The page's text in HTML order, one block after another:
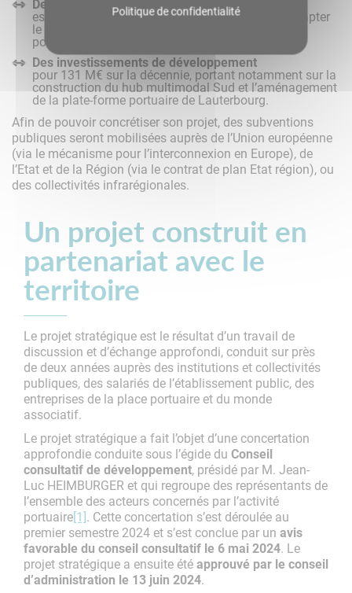
Des investissements de modernisation
estimés à 11 M€ sur la décennie, consistant à adapter
le port à son environnement (notamment par la
poursuite de l’aménagement du réseau cyclable) ;
Des investissements de développement
pour 131 M€ sur la décennie, portant notamment sur la
construction du hub multimodal Sud et l’aménagement
de la plate-forme portuaire de Lauterbourg.
Afin de pouvoir concrétiser son projet, des subventions
publiques seront mobilisées auprès de l’Union européenne
(via le mécanisme pour l’interconnexion en Europe), de
l’Etat et de la Région (via le contrat de plan Etat région), ou
des collectivités infrarégionales.
Un projet construit en
partenariat avec le
territoire
Le projet stratégique est le résultat d’un travail de
discussion et d’échange approfondi, conduit sur près
de deux années auprès des institutions et collectivités
publiques, des salariés de l’établissement public, des
entreprises de la place portuaire et du monde
associatif.
Le projet stratégique a fait l’objet d’une concertation
approfondie conduite sous l’égide du Conseil
consultatif de développement, présidé par M. Jean-
Luc HEIMBURGER et qui regroupe des représentants de
l’ensemble des acteurs concernés par l’activité
portuaire[1]. Cette concertation s’est déroulée au
premier semestre 2024 et s’est conclue par un avis
favorable du conseil consultatif le 6 mai 2024. Le
projet stratégique a ensuite étéapprouvé par le conseil
d’administration le 13 juin 2024.
Politique de confidentialité